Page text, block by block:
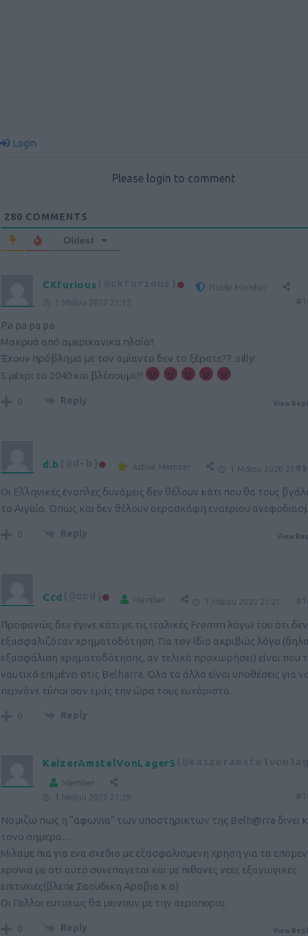
Login
Please login to comment
280 COMMENTS
Oldest
CKfurious
Noble Member
1 Μαΐου 2020 21:12
Pa pa pa pa
Μακρυά από αμερικανικα πλοία!!
Έχουν πρόβλημα με τον αμίαντο δεν το ξέρατε?? :silly:
S μέχρι το 2040 και βλέπουμε!!!
0 Reply View
d.b (@d-b) Active Member 1 Μαΐου 2020 21:18
Οι Ελληνικές ένοπλες δυνάμεις δεν θέλουν κάτι που θα τους
το Αιγαίο. Όπως και δεν θέλουν αεροσκάφη εναεριου
0 Reply View
Ccd (@ccd) Member 1 Μαΐου 2020 21:21
Προφανώς δεν έγινε κάτι με τις ιταλικές Fremm λόγω του ότι δεν
εξασφαλιζόταν χρηματοδότηση. Για τον ίδιο ακριβώς λόγο
εξασφάλιση χρηματοδότησης, αν τελικά προχωρήσει) είναι που
ναυτικό επιμένει στις Belharra. Όλα τα άλλα είναι υποθέσεις για
περνάνε τύποι σαν εμάς την ώρα τους ευχάριστα.
0 Reply
KaizerAmstelVonLagerS
Member
1 Μαΐου 2020 21:28
Νομιζω πως η “αφωνια” των υποστηρικτων της Belh@rra δινει
τονο σημερα…
Μιλαμε πια για ενα σχεδιο με εξασφαλισμενη χρηση για τα
χρονια με οτι αυτο συνεπαγεται και με πιθανες νεες εξαγωγικες
επιτυχιες(βλεπε Σαουδικη Αραβια κ.α)
Οι Γαλλοι ευτυχως θα μεινουν με την αεροπορια.
0 Reply View